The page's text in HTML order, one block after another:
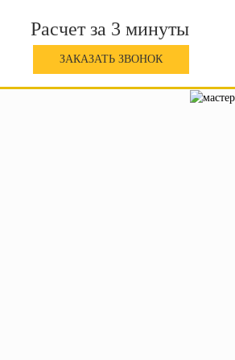
Расчет за 3 минуты
ЗАКАЗАТЬ ЗВОНОК